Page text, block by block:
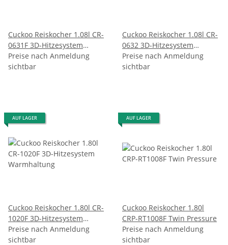
Cuckoo Reiskocher 1.08l CR-
0631F 3D-Hitzesystem
Warmhaltung
Preise nach Anmeldung
sichtbar
Cuckoo Reiskocher 1.08l CR-
0632 3D-Hitzesystem
Warmhaltung
Preise nach Anmeldung
sichtbar
AUF LAGER
Cuckoo Reiskocher 1.80l CR-
1020F 3D-Hitzesystem
Warmhaltung
Preise nach Anmeldung
sichtbar
AUF LAGER
Cuckoo Reiskocher 1.80l
CRP-RT1008F Twin Pressure
Preise nach Anmeldung
sichtbar